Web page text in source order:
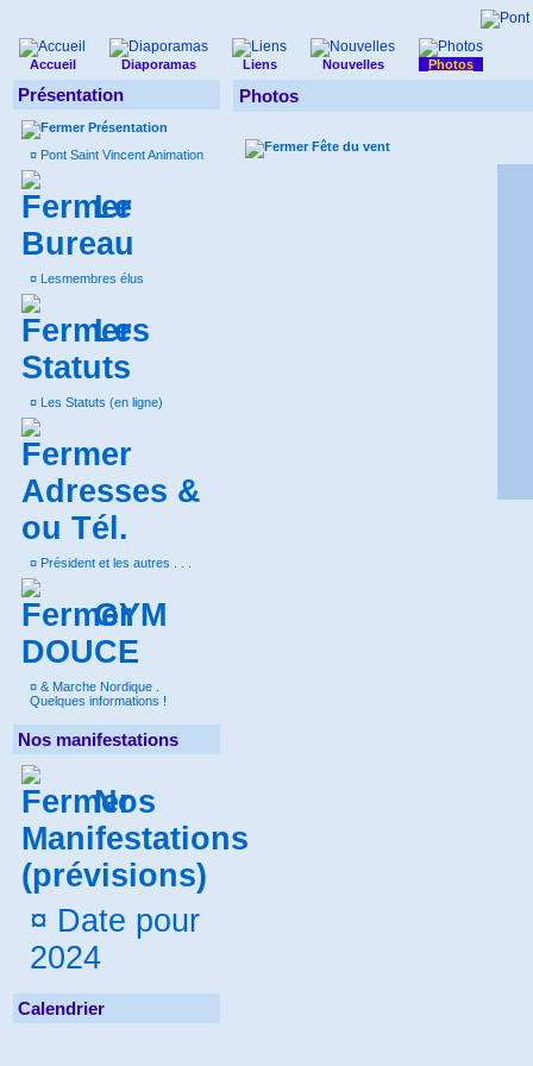
Accueil Diaporamas Liens Nouvelles Photos
Présentation
Présentation
¤ Pont Saint Vincent Animation
Le
Bureau
¤ Lesmembres élus
Les
Statuts
¤ Les Statuts (en ligne)
Adresses &
ou Tél.
¤ Président et les autres . . .
GYM
DOUCE
¤ & Marche Nordique .
Quelques informations !
Nos manifestations
Nos
Manifestations
(prévisions)
¤ Date pour
2024
Calendrier
Photos
Fête du vent